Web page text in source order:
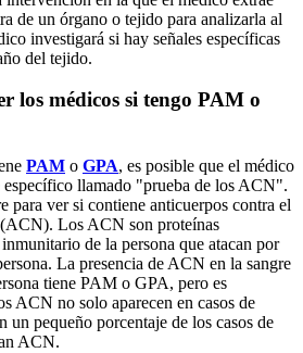
de un órgano o tejido para analizarla al
investigará si hay señales específicas
del tejido.
los médicos si tengo PAM o
PAM o GPA, es posible que el médico
específico llamado "prueba de los ACN".
para ver si contiene anticuerpos contra el
Los ACN son proteínas
de la persona que atacan por
La presencia de ACN en la sangre
tiene PAM o GPA, pero es
ACN no solo aparecen en casos de
un pequeño porcentaje de los casos de
ACN.